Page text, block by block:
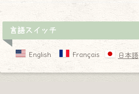
言語スイッチ
English Français 日本語